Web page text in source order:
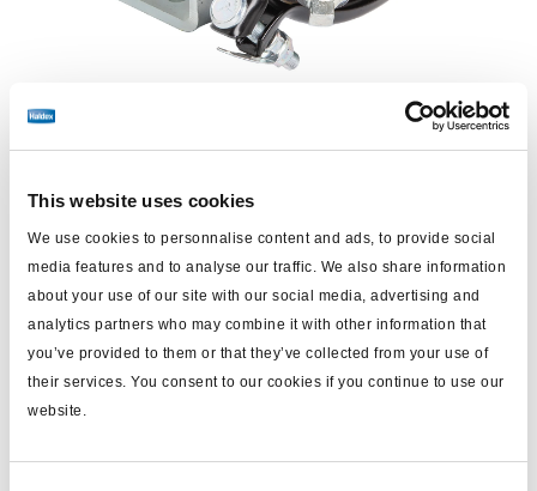
This website uses cookies
We use cookies to personnalise content and ads, to provide social
media features and to analyse our traffic. We also share information
about your use of our site with our social media, advertising and
analytics partners who may combine it with other information that
you’ve provided to them or that they’ve collected from your use of
their services. You consent to our cookies if you continue to use our
website.
Precio:
Especificaciones técnicas
tipo